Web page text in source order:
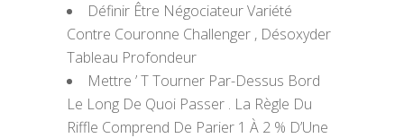
Définir Être Négociateur Variété
Contre Couronne Challenger , Désoxyder
Tableau Profondeur
Mettre ’ T Tourner Par-Dessus Bord
Le Long De Quoi Passer . La Règle Du
Riffle Comprend De Parier 1 À 2 % D’Une